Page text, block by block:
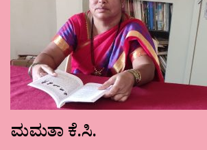
ಮಮತಾ ಕೆ.ಸಿ.